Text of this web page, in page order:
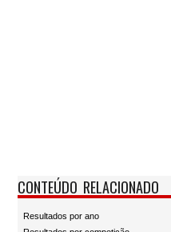
CONTEÚDO RELACIONADO
Resultados por ano